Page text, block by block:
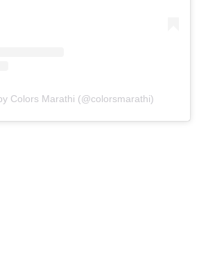
Colors Marathi (@colorsmarathi)